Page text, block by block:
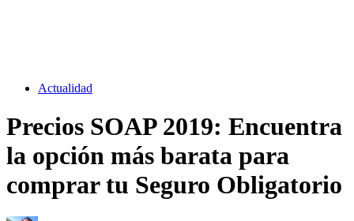
Actualidad
Precios SOAP 2019: Encuentra
la opción más barata para
comprar tu Seguro Obligatorio